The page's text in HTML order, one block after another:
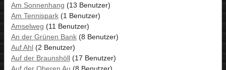
Am Sonnenhang (13 Benutzer)
Am Tennispark(1 Benutzer)
Amselweg (11 Benutzer)
An der Grünen Bank(8 Benutzer)
Auf Ahl(2 Benutzer)
Auf der Braunshöll(17 Benutzer)
Auf der Oberen Au (8 Benutzer)